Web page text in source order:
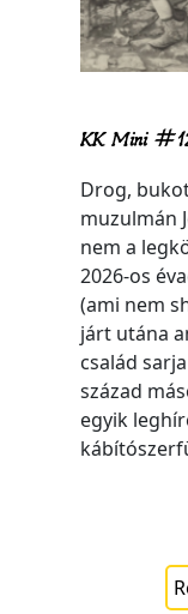
KK Mini
Drog,
muzulmán
nem a
2026-os
(ami nem
járt utána
család
század
egyik